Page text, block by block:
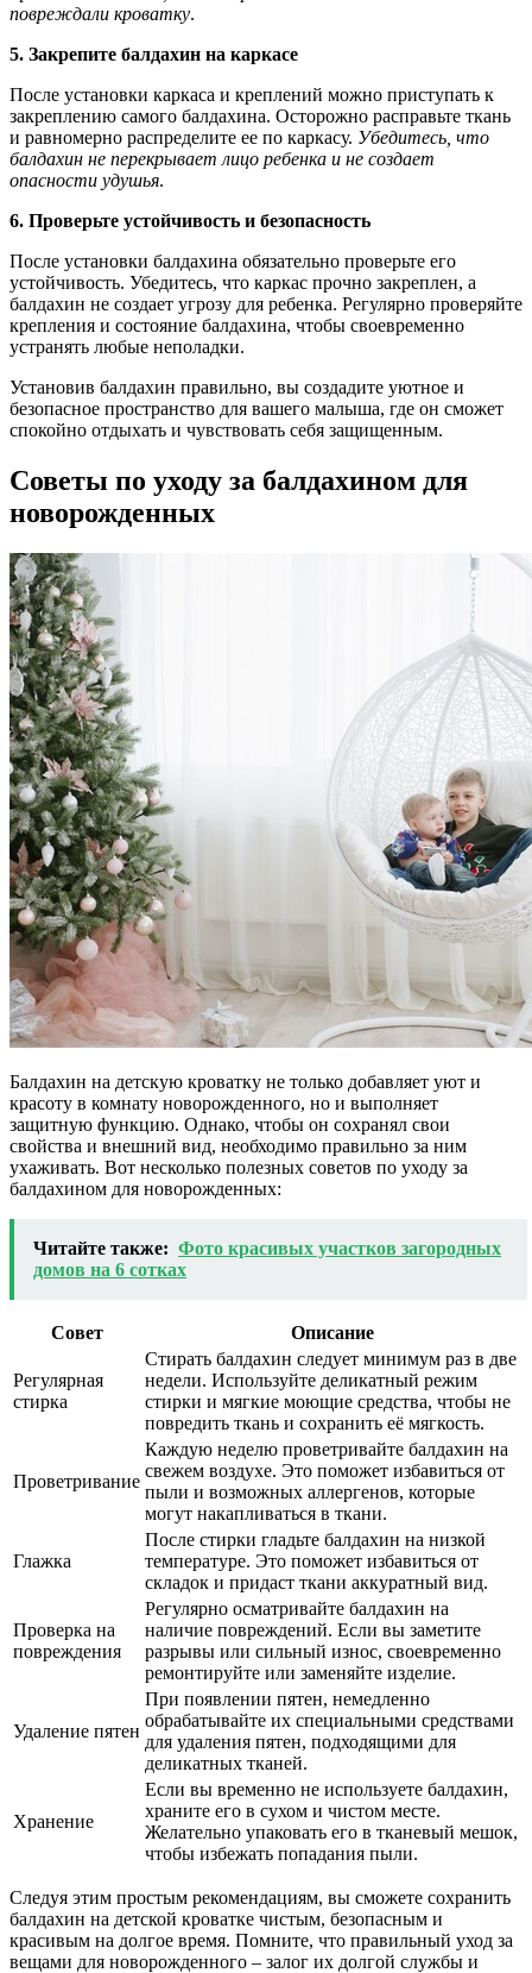
повреждали кроватку.
5. Закрепите балдахин на каркасе
После установки каркаса и креплений можно приступать к
закреплению самого балдахина. Осторожно расправьте ткань
и равномерно распределите ее по каркасу. Убедитесь, что
балдахин не перекрывает лицо ребенка и не создает
опасности удушья.
6. Проверьте устойчивость и безопасность
После установки балдахина обязательно проверьте его
устойчивость. Убедитесь, что каркас прочно закреплен, а
балдахин не создает угрозу для ребенка. Регулярно проверяйте
крепления и состояние балдахина, чтобы своевременно
устранять любые неполадки.
Установив балдахин правильно, вы создадите уютное и
безопасное пространство для вашего малыша, где он сможет
спокойно отдыхать и чувствовать себя защищенным.
Советы по уходу за балдахином для
новорожденных
Балдахин на детскую кроватку не только добавляет уют и
красоту в комнату новорожденного, но и выполняет
защитную функцию. Однако, чтобы он сохранял свои
свойства и внешний вид, необходимо правильно за ним
ухаживать. Вот несколько полезных советов по уходу за
балдахином для новорожденных:
Читайте также: Фото красивых участков загородных
домов на 6 сотках
Совет Описание
Регулярная
стирка
Стирать балдахин следует минимум раз в две
недели. Используйте деликатный режим
стирки и мягкие моющие средства, чтобы не
повредить ткань и сохранить её мягкость.
Проветривание
Каждую неделю проветривайте балдахин на
свежем воздухе. Это поможет избавиться от
пыли и возможных аллергенов, которые
могут накапливаться в ткани.
Глажка
После стирки гладьте балдахин на низкой
температуре. Это поможет избавиться от
складок и придаст ткани аккуратный вид.
Проверка на
повреждения
Регулярно осматривайте балдахин на
наличие повреждений. Если вы заметите
разрывы или сильный износ, своевременно
ремонтируйте или заменяйте изделие.
Удаление пятен
При появлении пятен, немедленно
обрабатывайте их специальными средствами
для удаления пятен, подходящими для
деликатных тканей.
Хранение
Если вы временно не используете балдахин,
храните его в сухом и чистом месте.
Желательно упаковать его в тканевый мешок,
чтобы избежать попадания пыли.
Следуя этим простым рекомендациям, вы сможете сохранить
балдахин на детской кроватке чистым, безопасным и
красивым на долгое время. Помните, что правильный уход за
вещами для новорожденного – залог их долгой службы и